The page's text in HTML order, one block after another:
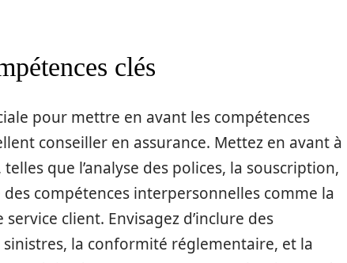
clés
pour mettre en avant les compétences
conseiller en assurance. Mettez en avant à
que l’analyse des polices, la souscription,
compétences interpersonnelles comme la
client. Envisagez d’inclure des
la conformité réglementaire, et la